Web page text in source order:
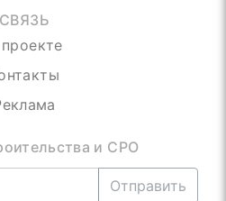
СВЯЗЬ
только самое важное
Отправить